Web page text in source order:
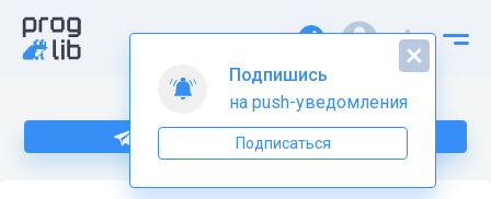
Подпишитесь на нас в Telegram
Подпишись
на push-уведомления
Подписаться